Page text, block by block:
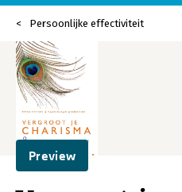
Persoonlijke effectiviteit
Preview